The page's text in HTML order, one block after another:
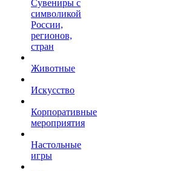
Сувениры с
символикой
России,
регионов,
стран
Животные
Искусство
Корпоративные
мероприятия
Настольные
игры